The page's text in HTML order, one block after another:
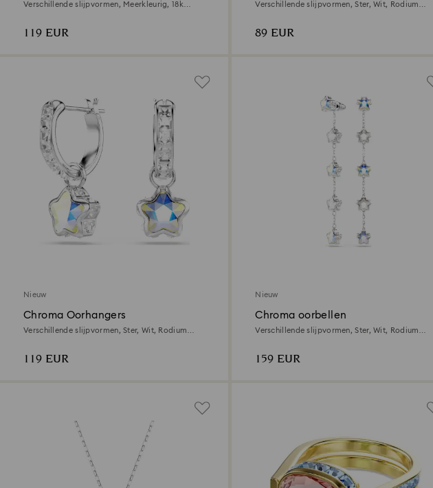
Verschillende slijpvormen, Meerkleurig, ‎18k
119 EUR
Verschillende slijpvormen, Ster, Wit, Rodium
89 EUR
Nieuw
Chroma Oorhangers
Verschillende slijpvormen, Ster, Wit, Rodium
119 EUR
Nieuw
Chroma oorbellen
Verschillende slijpvormen, Ster, Wit, Rodium
159 EUR